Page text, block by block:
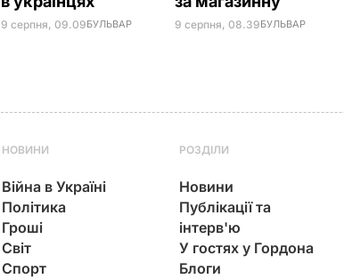
9 серпня, 09.09БУЛЬВАР 9 серпня, 08.39БУЛЬВАР
НОВИНИ
Війна в Україні
Політика
Гроші
Світ
Спорт
РОЗДІЛИ
Новини
Публікації та
інтерв'ю
У гостях у Гордона
Блоги